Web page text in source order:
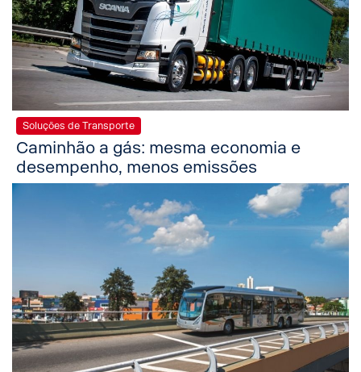
Soluções de Transporte
Caminhão a gás: mesma economia e
desempenho, menos emissões